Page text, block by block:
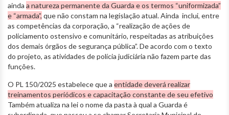
ainda a natureza permanente da Guarda e os termos “uniformizada”
e “armada”, que não constam na legislação atual. Ainda inclui, entre
as competências da corporação, a “realização de ações de
policiamento ostensivo e comunitário, respeitadas as atribuições
dos demais órgãos de segurança pública”. De acordo com o texto
do projeto, as atividades de polícia judiciária não fazem parte das
funções.
O PL 150/2025 estabelece que a entidade deverá realizar
treinamentos periódicos e capacitação constante de seu efetivo
Também atualiza na lei o nome da pasta à qual a Guarda é